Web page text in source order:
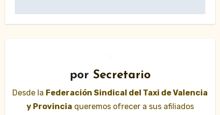
por Secretario
Desde la Federación Sindical del Taxi de Valencia
y Provincia queremos ofrecer a sus afiliados